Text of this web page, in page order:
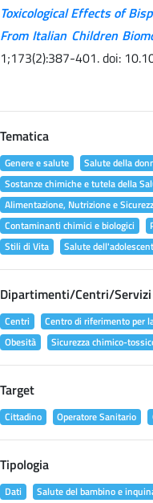
Toxicological Effects of
From Italian Children
1;173(2):387-401. doi:
Tematica
Genere e salute
Salute della
Sostanze chimiche e tutela della
Alimentazione, Nutrizione e
Contaminanti chimici e biologici
Stili di Vita
Salute
Dipartimenti/Centri/Servizi
Centri Centro di riferimento per
Obesità
Sicurezza chimico-
Target
Cittadino Operatore Sanitario
Tipologia
Dati
Salute del bambino e